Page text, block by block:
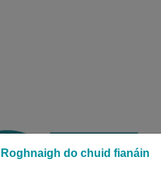
Roghnaigh do chuid fianáin